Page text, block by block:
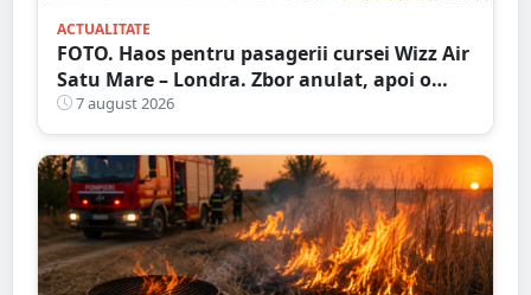
ACTUALITATE
FOTO. Haos pentru pasagerii cursei Wizz Air
Satu Mare – Londra. Zbor anulat, apoi o
nouă întârziere. Fără explicații clare
7 august 2026